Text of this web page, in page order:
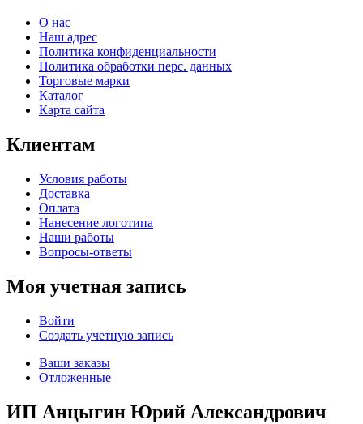
О нас
Наш адрес
Политика конфиденциальности
Политика обработки перс. данных
Торговые марки
Каталог
Карта сайта
Клиентам
Условия работы
Доставка
Оплата
Нанесение логотипа
Наши работы
Вопросы-ответы
Моя учетная запись
Войти
Создать учетную запись
Ваши заказы
Отложенные
ИП Анцыгин Юрий Александрович